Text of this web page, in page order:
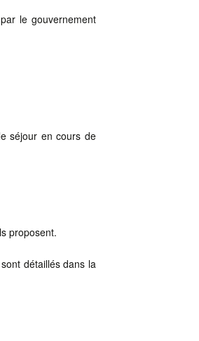
le gouvernement
séjour en cours de
proposent.
détaillés dans la